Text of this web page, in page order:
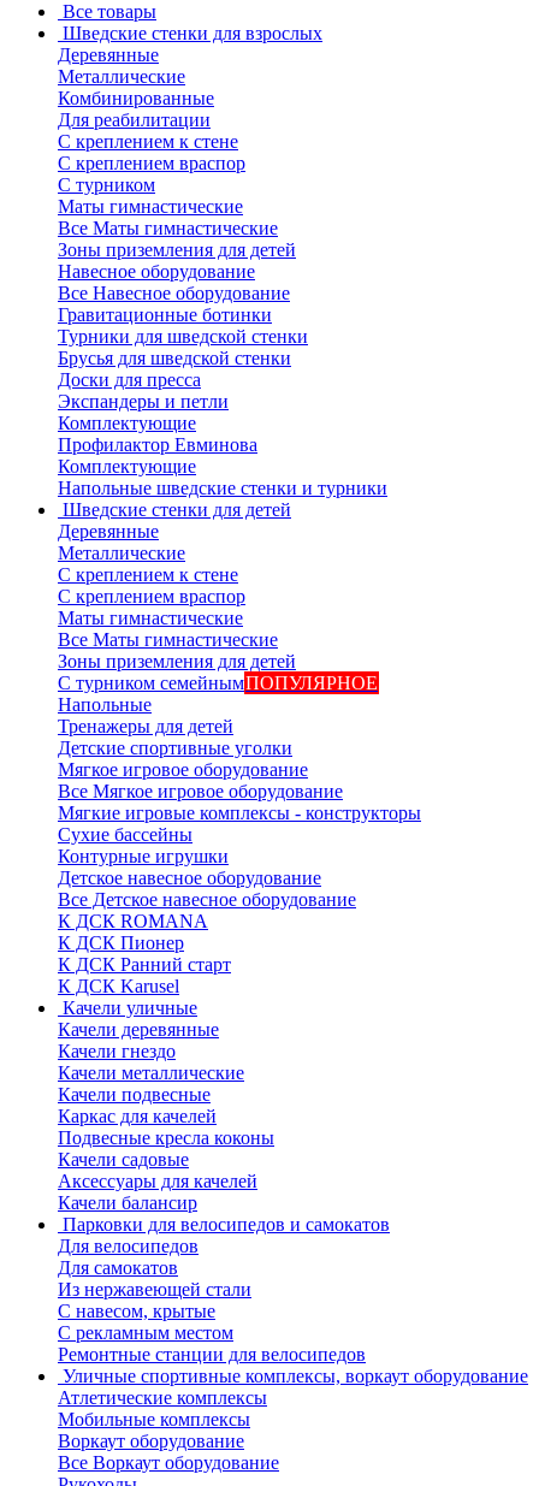
Все товары
Шведские стенки для взрослых
Деревянные
Металлические
Комбинированные
Для реабилитации
С креплением к стене
С креплением враспор
С турником
Маты гимнастические
Все Маты гимнастические
Зоны приземления для детей
Навесное оборудование
Все Навесное оборудование
Гравитационные ботинки
Турники для шведской стенки
Брусья для шведской стенки
Доски для пресса
Экспандеры и петли
Комплектующие
Профилактор Евминова
Комплектующие
Напольные шведские стенки и турники
Шведские стенки для детей
Деревянные
Металлические
С креплением к стене
С креплением враспор
Маты гимнастические
Все Маты гимнастические
Зоны приземления для детей
С турником семейнымПОПУЛЯРНОЕ
Напольные
Тренажеры для детей
Детские спортивные уголки
Мягкое игровое оборудование
Все Мягкое игровое оборудование
Мягкие игровые комплексы - конструкторы
Сухие бассейны
Контурные игрушки
Детское навесное оборудование
Все Детское навесное оборудование
К ДСК ROMANA
К ДСК Пионер
К ДСК Ранний старт
К ДСК Karusel
Качели уличные
Качели деревянные
Качели гнездо
Качели металлические
Качели подвесные
Каркас для качелей
Подвесные кресла коконы
Качели садовые
Аксессуары для качелей
Качели балансир
Парковки для велосипедов и самокатов
Для велосипедов
Для самокатов
Из нержавеющей стали
С навесом, крытые
С рекламным местом
Ремонтные станции для велосипедов
Уличные спортивные комплексы, воркаут оборудование
Атлетические комплексы
Мобильные комплексы
Воркаут оборудование
Все Воркаут оборудование